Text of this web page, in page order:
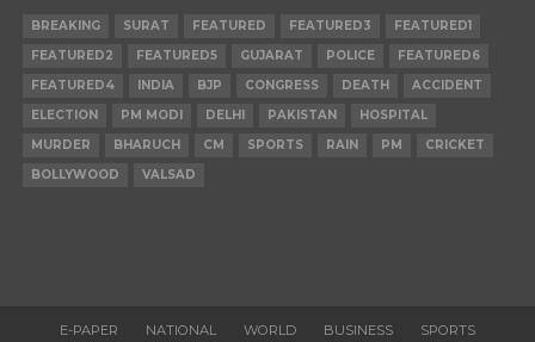
BREAKING SURAT FEATURED FEATURED3
FEATURED1
FEATURED2
FEATURED5 GUJARAT POLICE
FEATURED6
FEATURED4
INDIA BJP CONGRESS DEATH
ACCIDENT
ELECTION
PM MODI DELHI PAKISTAN
HOSPITAL
MURDER
BHARUCH CM SPORTS RAIN PM
CRICKET
BOLLYWOOD
VALSAD
E-PAPER NATIONAL WORLD BUSINESS SPORTS